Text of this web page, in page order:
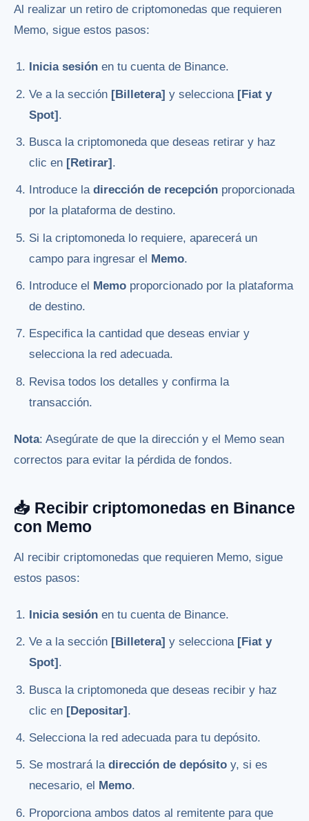
Al realizar un retiro de criptomonedas que requieren
Memo, sigue estos pasos:
Inicia sesión en tu cuenta de Binance.
Ve a la sección [Billetera] y selecciona [Fiat y
Spot].
Busca la criptomoneda que deseas retirar y haz
clic en [Retirar].
Introduce ladirección de recepción proporcionada
por la plataforma de destino.
Si la criptomoneda lo requiere, aparecerá un
campo para ingresar el Memo.
Introduce el Memo proporcionado por la plataforma
de destino.
Especifica la cantidad que deseas enviar y
selecciona la red adecuada.
Revisa todos los detalles y confirma la
transacción.
Nota: Asegúrate de que la dirección y el Memo sean
correctos para evitar la pérdida de fondos.
📥 Recibir criptomonedas en Binance
con Memo
Al recibir criptomonedas que requieren Memo, sigue
estos pasos:
Inicia sesión en tu cuenta de Binance.
Ve a la sección [Billetera] y selecciona [Fiat y
Spot] .
Busca la criptomoneda que deseas recibir y haz
clic en [Depositar].
Selecciona la red adecuada para tu depósito.
Se mostrará ladirección de depósito y, si es
necesario, el
Memo.
Proporciona ambos datos al remitente para que